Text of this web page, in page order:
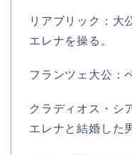
リアブリック：大
エレナを操る。
フランツェ大公：
クラディオス・シ
エレナと結婚した